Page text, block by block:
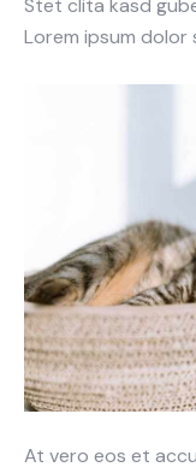
Stet clita kasd
Lorem ipsum dolor
At vero eos et